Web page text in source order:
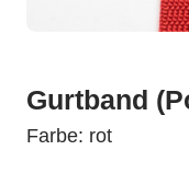
Gurtband
Farbe: rot